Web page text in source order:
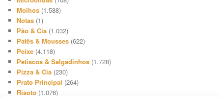
Molhos (1.588)
Notas (1)
Pão & Cia (1.032)
Patês & Mousses (622)
Peixe (4.118)
Petiscos & Salgadinhos (1.728)
Pizza & Cia (230)
Prato Principal (264)
Risoto (1.076)